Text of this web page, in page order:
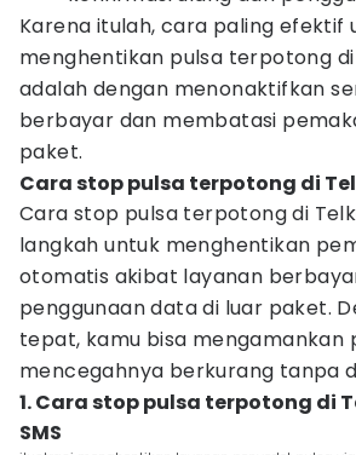
Karena itulah, cara paling efektif
menghentikan pulsa terpotong
adalah dengan menonaktifkan
berbayar dan membatasi
paket.
Cara stop pulsa terpotong di
Cara stop pulsa terpotong di
langkah untuk menghentikan
otomatis akibat layanan
penggunaan data di luar paket.
tepat, kamu bisa mengamankan
mencegahnya berkurang tanpa
1. Cara stop pulsa terpotong di
SMS